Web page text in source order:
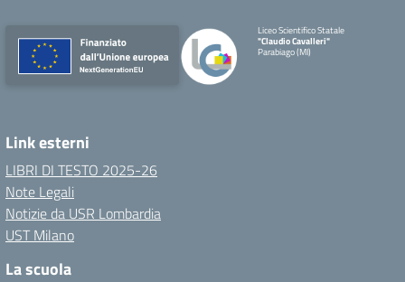
Liceo Scientifico Statale
"Claudio Cavalleri"
Parabiago (MI)
Link esterni
LIBRI DI TESTO 2025-26
Note Legali
Notizie da USR Lombardia
UST Milano
La scuola